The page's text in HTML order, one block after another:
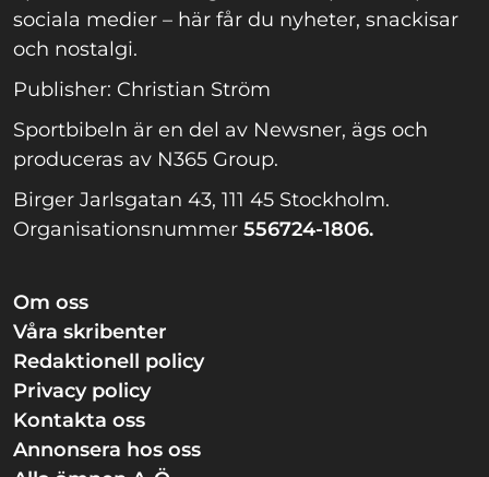
sociala medier – här får du nyheter, snackisar
och nostalgi.
Publisher: Christian Ström
Sportbibeln är en del av Newsner, ägs och
produceras av N365 Group.
Birger Jarlsgatan 43, 111 45 Stockholm.
Organisationsnummer 556724-1806.
Om oss
Våra skribenter
Redaktionell policy
Privacy policy
Kontakta oss
Annonsera hos oss